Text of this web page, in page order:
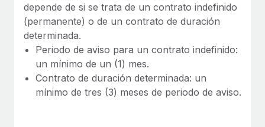
depende de si se trata de un contrato indefinido
(permanente) o de un contrato de duración
determinada.
Periodo de aviso para un contrato indefinido:
un mínimo de un (1) mes.
Contrato de duración determinada: un
mínimo de tres (3) meses de periodo de aviso.